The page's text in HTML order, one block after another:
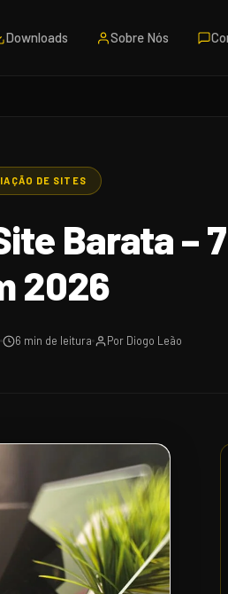
Downloads Sobre Nós
DE SITES
Barata –
2026
6 min de leitura Por Diogo Leão